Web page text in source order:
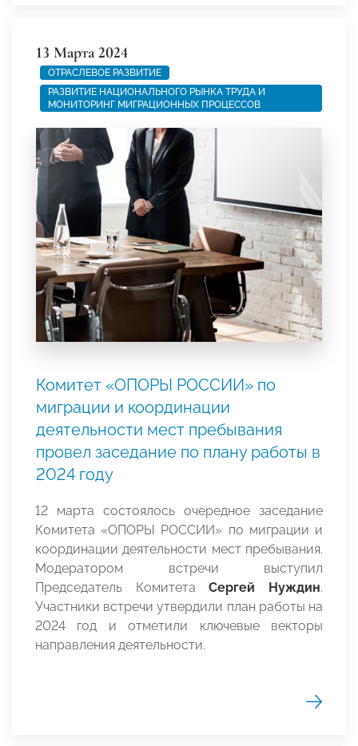
13 Марта 2024
ОТРАСЛЕВОЕ РАЗВИТИЕ
РАЗВИТИЕ НАЦИОНАЛЬНОГО РЫНКА ТРУДА И
МОНИТОРИНГ МИГРАЦИОННЫХ ПРОЦЕССОВ
Комитет «ОПОРЫ РОССИИ» по
миграции и координации
деятельности мест пребывания
провел заседание по плану работы в
2024 году
12 марта состоялось очередное заседание
Комитета «ОПОРЫ РОССИИ» по миграции и
координации деятельности мест пребывания.
Модератором встречи выступил
Председатель КомитетаСергей Нуждин.
Участники встречи утвердили план работы на
2024 год и отметили ключевые векторы
направления деятельности.